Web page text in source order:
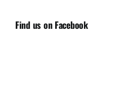
Find us on Facebook